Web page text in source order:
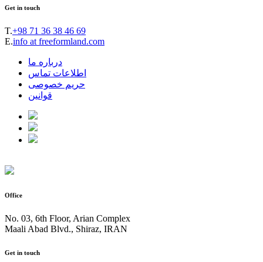
Get in touch
T.+98 71 36 38 46 69
E.info at freeformland.com
درباره ما
اطلاعات تماس
حریم خصوصی
قوانین
Office
No. 03, 6th Floor, Arian Complex
Maali Abad Blvd., Shiraz, IRAN
Get in touch